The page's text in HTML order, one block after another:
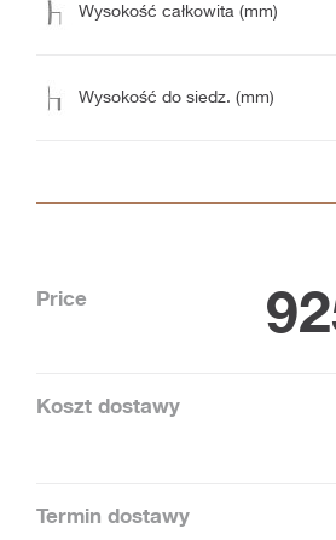
Wysokość całkowita (mm)
Wysokość do siedz. (mm)
Price
Koszt dostawy
Termin dostawy